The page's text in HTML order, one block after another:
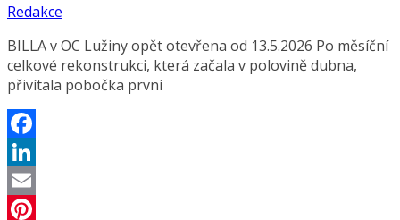
Redakce
BILLA v OC Lužiny opět otevřena od 13.5.2026 Po měsíční
celkové rekonstrukci, která začala v polovině dubna,
přivítala pobočka první
Facebook
LinkedIn
Email